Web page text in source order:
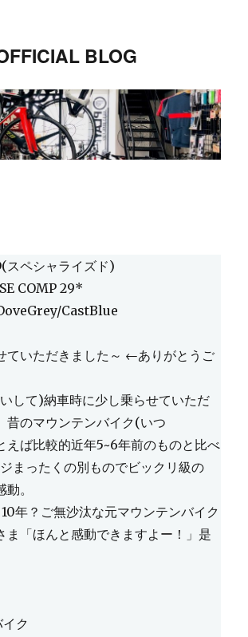
BLOG
スペシャライズド)
COMP 29*
CastBlue
ていただきました～ ←ありがとうご
して)納車時に少し乗らせていただ
昔のマウンテンバイク(いつ
えば比較的近年5~6年前のものと比べ
まったくの別ものでビックリ級の
。
年？ご無沙汰な元マウンテンバイク
ま「ほんと感動できますよー！」是
ク